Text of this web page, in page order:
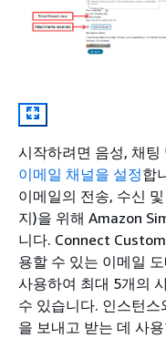
시작하려면 음성, 채
이메일 채널을 설정합
이메일의 전송, 수신
지)을 위해 Amazon
니다. Connect
용할 수 있는 이메일
사용하여 최대 5개의
수 있습니다. 인스턴
을 보내고 받는 데 사